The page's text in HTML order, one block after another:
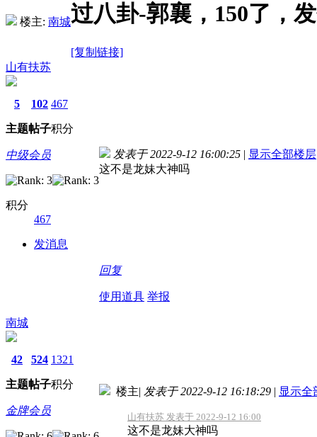
楼主: 南城过八卦-郭襄，150了，
[复制链接]
山有扶苏
5
主题
102
帖子
467
积分
中级会员
积分
467
发消息
发表于 2022-9-12 16:00:25 | 显示全部楼层
这不是龙妹大神吗
回复
使用道具 举报
南城
42
主题
524
帖子
1321
积分
金牌会员
楼主| 发表于 2022-9-12 16:18:29 | 显示全
山有扶苏 发表于 2022-9-12 16:00
这不是龙妹大神吗